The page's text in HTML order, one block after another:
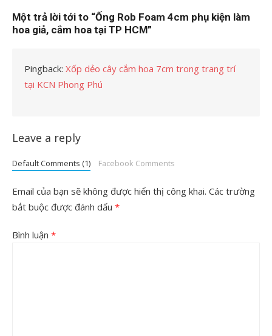
Một trả lời tới to “Ống Rob Foam 4cm phụ kiện làm
hoa giả, cắm hoa tại TP HCM”
Pingback: Xốp dẻo cây cắm hoa 7cm trong trang trí
tại KCN Phong Phú
Leave a reply
Default Comments (1) Facebook Comments
Email của bạn sẽ không được hiển thị công khai. Các trường
bắt buộc được đánh dấu *
Bình luận *